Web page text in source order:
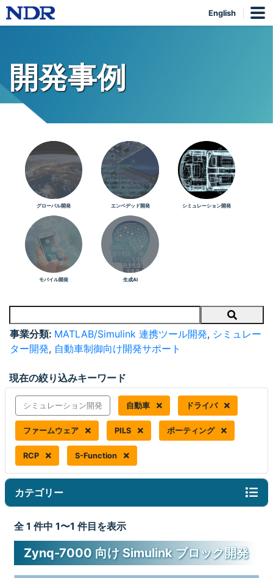
English
開発事例
グローバル開発 エンベデッド開発 シミュレーション開発
モバイル開発 生成AI
Search
事業分類: MATLAB/Simulink 連携ツール開発, シミュレー
ター開発, 自動車制御向け開発サポート
現在の絞り込みキーワード
シミュレーション開発 自動車 ドライバ
ファームウェア PILS ポーティング
RCP S-Function
カテゴリー
全 1 件中 1〜1 件目を表示
Zynq-7000 向け Simulink ブロック開発